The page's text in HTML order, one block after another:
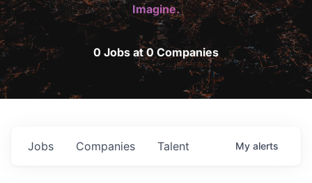
Imagine.
0 Jobs at 0 Companies
Jobs Companies Talent My alerts